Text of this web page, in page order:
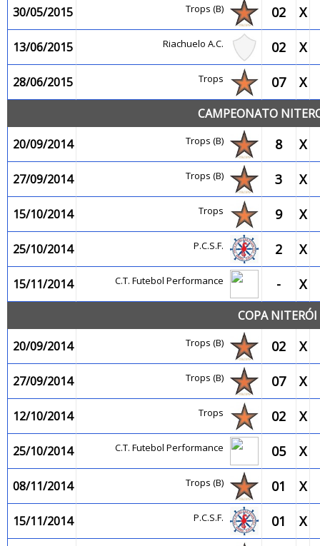
30/05/2015 Trops (B) 02 X
13/06/2015 Riachuelo A.C. 02 X
28/06/2015 Trops 07 X
CAMPEONATO
20/09/2014
Trops (B) 8 X
27/09/2014 Trops (B) 3 X
15/10/2014 Trops 9 X
25/10/2014 P.C.S.F. 2 X
15/11/2014 C.T. Futebol Performance - X
COPA
20/09/2014
Trops (B) 02 X
27/09/2014 Trops (B) 07 X
12/10/2014 Trops 02 X
25/10/2014 C.T. Futebol Performance 05 X
08/11/2014 Trops (B) 01 X
15/11/2014 P.C.S.F. 01 X